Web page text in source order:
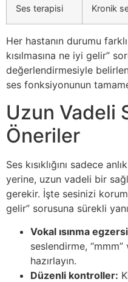
Ses terapisi Kronik
Her hastanın durumu
kısılmasına ne iyi gelir”
değerlendirmesiyle
ses fonksiyonunun
Uzun Vadeli
Öneriler
Ses kısıklığını sadece
yerine, uzun vadeli bir
gerekir. İşte sesinizi
gelir” sorusuna sürekli
Vokal ısınma
seslendirme,
hazırlayın.
Düzenli kontroller: